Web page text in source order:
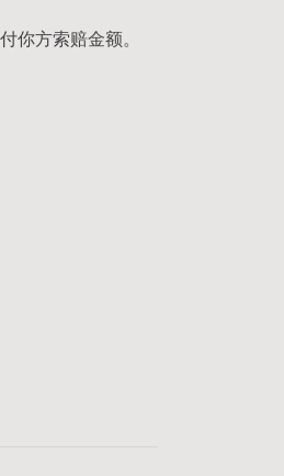
你方索赔金额。